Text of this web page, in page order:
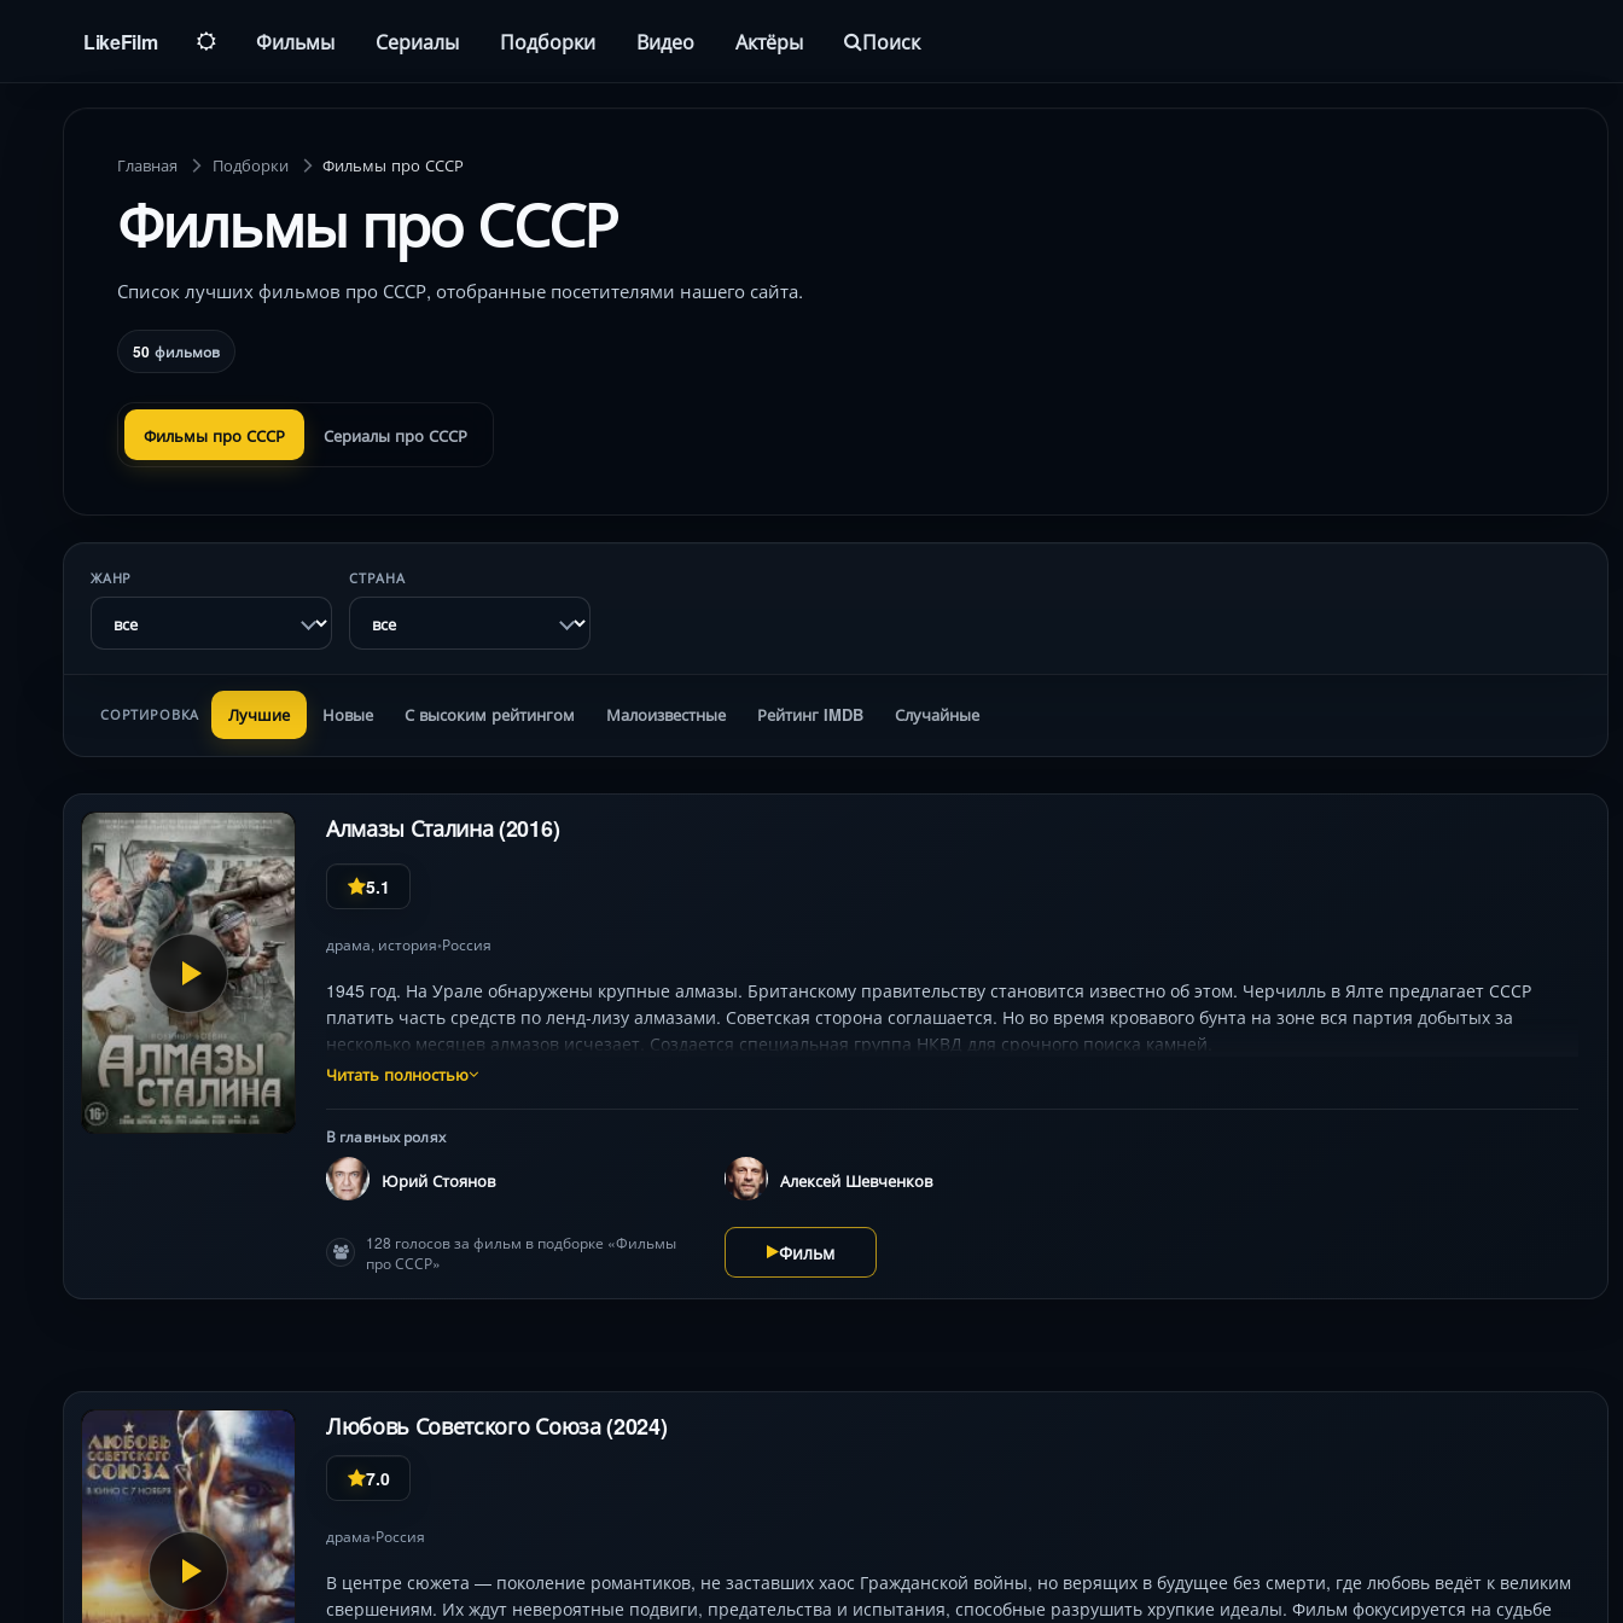
LikeFilm Фильмы Сериалы Подборки Видео Актёры Поиск
Главная Подборки Фильмы про СССР
Фильмы про СССР
Список лучших фильмов про СССР, отобранные посетителями нашего сайта.
50 фильмов
Фильмы про СССР Сериалы про СССР
ЖАНР СТРАНА
СОРТИРОВКА Лучшие Новые С высоким рейтингом Малоизвестные Рейтинг IMDB Случайные
Алмазы Сталина (2016)
5.1
драма, история•Россия
1945 год. На Урале обнаружены крупные алмазы. Британскому правительству становится известно об этом. Черчилль в Ялте предлагает СССР
платить часть средств по ленд-лизу алмазами. Советская сторона соглашается. Но во время кровавого бунта на зоне вся партия добытых за
несколько месяцев алмазов исчезает. Создается специальная группа НКВД для срочного поиска камней.
Читать полностью
В главных ролях
Юрий Стоянов Алексей Шевченков
128 голосов за фильм в подборке «Фильмы
про СССР»
Фильм
Любовь Советского Союза (2024)
7.0
драма•Россия
В центре сюжета — поколение романтиков, не заставших хаос Гражданской войны, но верящих в будущее без смерти, где любовь ведёт к великим
свершениям. Их ждут невероятные подвиги, предательства и испытания, способные разрушить хрупкие идеалы. Фильм фокусируется на судьбе